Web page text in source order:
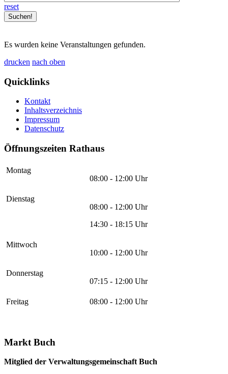
reset
Es wurden keine Veranstaltungen gefunden.
drucken nach oben
Quicklinks
Kontakt
Inhaltsverzeichnis
Impressum
Datenschutz
Öffnungszeiten Rathaus
Montag
08:00 - 12:00 Uhr
Dienstag
08:00 - 12:00 Uhr
14:30 - 18:15 Uhr
Mittwoch
10:00 - 12:00 Uhr
Donnerstag
07:15 - 12:00 Uhr
Freitag 08:00 - 12:00 Uhr
Markt Buch
Mitglied der Verwaltungsgemeinschaft Buch